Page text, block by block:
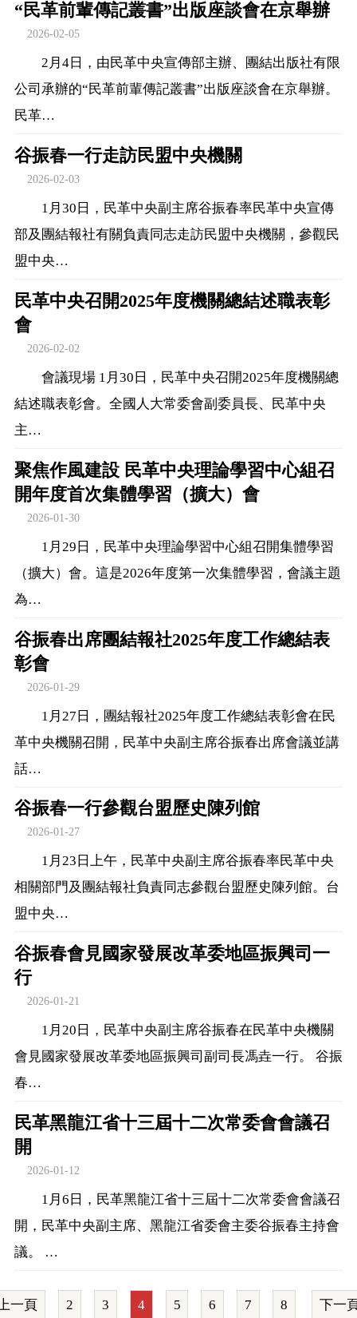
“民革前輩傳記叢書”出版座談會在京舉辦
2026-02-05
2月4日，由民革中央宣傳部主辦、團結出版社有限
公司承辦的“民革前輩傳記叢書”出版座談會在京舉辦。
民革…
谷振春一行走訪民盟中央機關
2026-02-03
1月30日，民革中央副主席谷振春率民革中央宣傳
部及團結報社有關負責同志走訪民盟中央機關，參觀民
盟中央…
民革中央召開2025年度機關總結述職表彰
會
2026-02-02
會議現場 1月30日，民革中央召開2025年度機關總
結述職表彰會。全國人大常委會副委員長、民革中央
主…
聚焦作風建設 民革中央理論學習中心組召
開年度首次集體學習（擴大）會
2026-01-30
1月29日，民革中央理論學習中心組召開集體學習
（擴大）會。這是2026年度第一次集體學習，會議主題
為…
谷振春出席團結報社2025年度工作總結表
彰會
2026-01-29
1月27日，團結報社2025年度工作總結表彰會在民
革中央機關召開，民革中央副主席谷振春出席會議並講
話…
谷振春一行參觀台盟歷史陳列館
2026-01-27
1月23日上午，民革中央副主席谷振春率民革中央
相關部門及團結報社負責同志參觀台盟歷史陳列館。台
盟中央…
谷振春會見國家發展改革委地區振興司一
行
2026-01-21
1月20日，民革中央副主席谷振春在民革中央機關
會見國家發展改革委地區振興司副司長馮垚一行。 谷振
春…
民革黑龍江省十三屆十二次常委會會議召
開
2026-01-12
1月6日，民革黑龍江省十三屆十二次常委會會議召
開，民革中央副主席、黑龍江省委會主委谷振春主持會
議。 …
一頁 2 3 4 5 6 7 8 下一